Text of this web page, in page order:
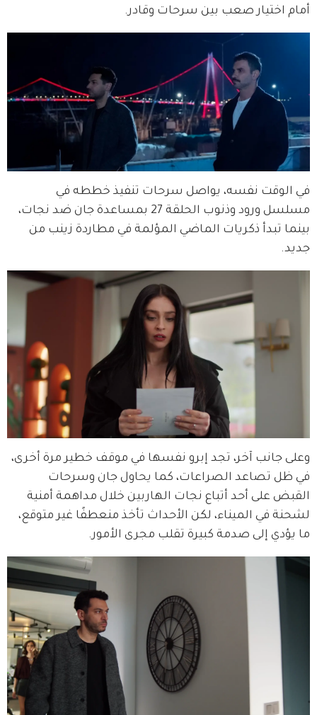
أمام اختيار صعب بين سرحات وقادر.
في الوقت نفسه، يواصل سرحات تنفيذ خططه في
مسلسل ورود وذنوب الحلقة 27 بمساعدة جان ضد نجات،
بينما تبدأ ذكريات الماضي المؤلمة في مطاردة زينب من
جديد.
وعلى جانب آخر، تجد إبرو نفسها في موقف خطير مرة أخرى،
في ظل تصاعد الصراعات، كما يحاول جان وسرحات
القبض على أحد أتباع نجات الهاربين خلال مداهمة أمنية
لشحنة في الميناء، لكن الأحداث تأخذ منعطفًا غير متوقع،
ما يؤدي إلى صدمة كبيرة تقلب مجرى الأمور.